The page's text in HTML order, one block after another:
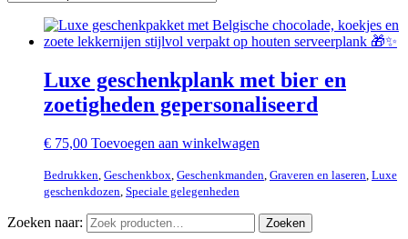
Luxe geschenkplank met bier en
zoetigheden gepersonaliseerd
€ 75,00 Toevoegen aan winkelwagen
Bedrukken Geschenkbox Geschenkmanden Graveren en laseren Luxe
geschenkdozen Speciale gelegenheden
Zoeken naar: Zoeken